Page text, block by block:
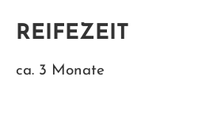
REIFEZEIT
ca. 3 Monate